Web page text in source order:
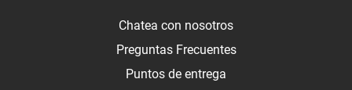
Chatea con nosotros
Preguntas Frecuentes
Puntos de entrega